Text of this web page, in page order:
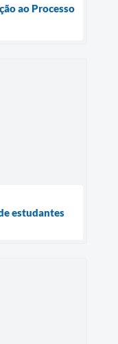
ao Processo
estudantes